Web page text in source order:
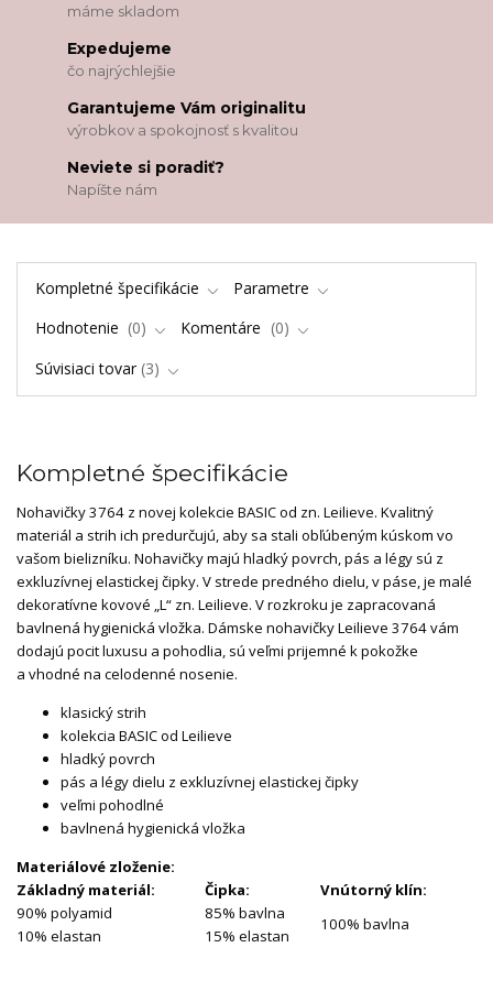
máme skladom
Expedujeme
čo najrýchlejšie
Garantujeme Vám originalitu
výrobkov a spokojnosť s kvalitou
Neviete si poradiť?
Napíšte nám
Kompletné špecifikácie
Parametre
Hodnotenie
0 Komentáre
0
Súvisiaci tovar 3
Kompletné špecifikácie
Nohavičky 3764 z novej kolekcie BASIC od zn. Leilieve. Kvalitný
materiál a strih ich predurčujú, aby sa stali obľúbeným kúskom vo
vašom bielizníku. Nohavičky majú hladký povrch, pás a légy sú z
exkluzívnej elastickej čipky. V strede predného dielu, v páse, je malé
dekoratívne kovové „L“ zn. Leilieve. V rozkroku je zapracovaná
bavlnená hygienická vložka. Dámske nohavičky Leilieve 3764 vám
dodajú pocit luxusu a pohodlia, sú veľmi prijemné k pokožke
a vhodné na celodenné nosenie.
klasický strih
kolekcia BASIC od Leilieve
hladký povrch
pás a légy dielu z exkluzívnej elastickej čipky
veľmi pohodlné
bavlnená hygienická vložka
Materiálové zloženie:
Základný materiál:
Čipka:
Vnútorný klín:
90% polyamid
10% elastan
85% bavlna
15% elastan
100% bavlna